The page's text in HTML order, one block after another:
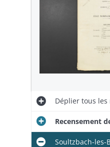
Dépliertous les
Recensement
Soultzbach-les-